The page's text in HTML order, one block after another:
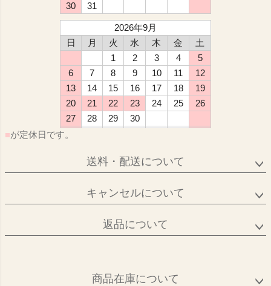
30
31
2026年9月
日
月 火 水 木 金
土
1
2 3 4
5
6
7 8 9 10 11
12
13
14 15 16 17 18
19
20
21 22 23 24 25
26
27
28 29
30
■が定休日です。
送料・配送について
キャンセルについて
返品について
商品在庫について